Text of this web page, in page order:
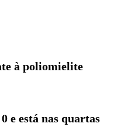
à poliomielite
e está nas quartas